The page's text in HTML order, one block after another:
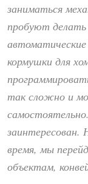
заниматься
пробуют
кормушки для
так сложно и
заинтересован.
время, мы
объектам,